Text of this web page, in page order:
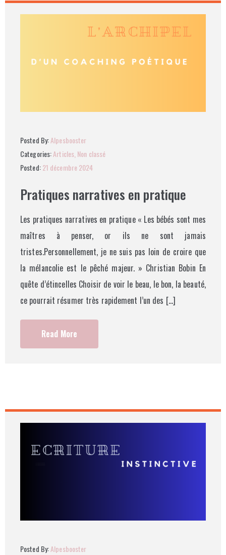
Posted By:Alpesbooster
Categories:Articles Non classé
Posted:21 décembre 2024
Pratiques narratives en pratique
Les pratiques narratives en pratique « Les bébés sont mes
maîtres à penser, or ils ne sont jamais
tristes.Personnellement, je ne suis pas loin de croire que
la mélancolie est le pêché majeur. » Christian Bobin En
quête d’étincelles Choisir de voir le beau, le bon, la beauté,
ce pourrait résumer très rapidement l’un des […]
Read More
Posted By:Alpesbooster